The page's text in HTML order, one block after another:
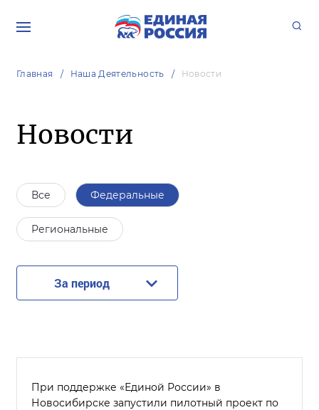
Главная Наша Деятельность Новости
Новости
Все Федеральные
Региональные
За период
При поддержке «Единой России» в
Новосибирске запустили пилотный проект по